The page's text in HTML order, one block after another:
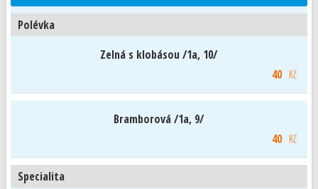
Polévka
Zelná s klobásou /1a, 10/
40Kč
Bramborová /1a, 9/
40Kč
Specialita